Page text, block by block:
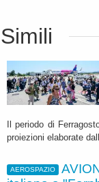
Simili
Il periodo di
proiezioni elaborate
AEROSPAZIO